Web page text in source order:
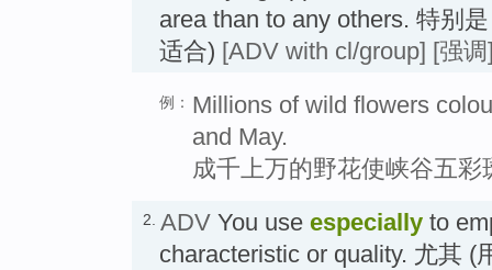
area than to any others. 特别
适合) [ADV with cl/group] [强
例： Millions of wild flowers
and May.
成千上万的野花使峡谷五
2. ADV You use especially to
characteristic or quality. 尤其 (